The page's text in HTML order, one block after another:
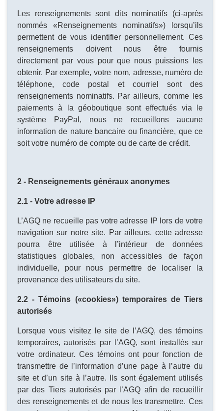
Les renseignements sont dits nominatifs (ci-après
nommés «Renseignements nominatifs») lorsqu’ils
permettent de vous identifier personnellement. Ces
renseignements doivent nous être fournis
directement par vous pour que nous puissions les
obtenir. Par exemple, votre nom, adresse, numéro de
téléphone, code postal et courriel sont des
renseignements nominatifs. Par ailleurs, comme les
paiements à la géoboutique sont effectués via le
système PayPal, nous ne recueillons aucune
information de nature bancaire ou financière, que ce
soit votre numéro de compte ou de carte de crédit.
2 - Renseignements généraux anonymes
2.1 - Votre adresse IP
L’AGQ ne recueille pas votre adresse IP lors de votre
navigation sur notre site. Par ailleurs, cette adresse
pourra être utilisée à l’intérieur de données
statistiques globales, non accessibles de façon
individuelle, pour nous permettre de localiser la
provenance des utilisateurs du site.
2.2 - Témoins («cookies») temporaires de Tiers
autorisés
Lorsque vous visitez le site de l’AGQ, des témoins
temporaires, autorisés par l’AGQ, sont installés sur
votre ordinateur. Ces témoins ont pour fonction de
transmettre de l’information d’une page à l’autre du
site et d’un site à l’autre. Ils sont également utilisés
par des Tiers autorisés par l’AGQ afin de recueillir
des renseignements et de nous les transmettre. Ces